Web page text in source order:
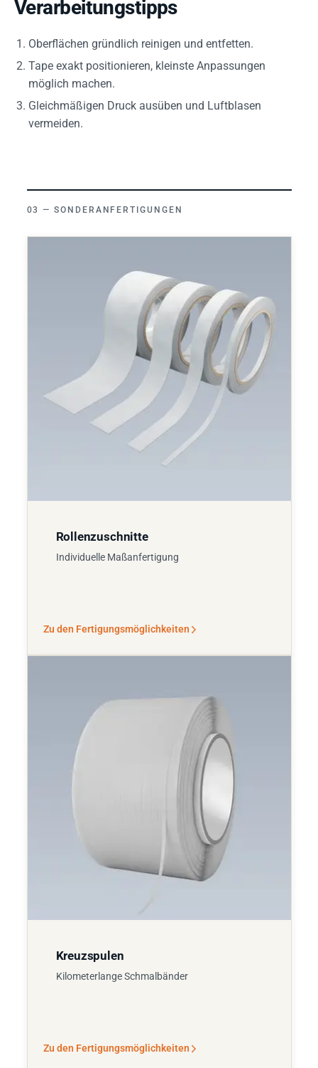
Verarbeitungstipps
Oberflächen gründlich reinigen und entfetten.
Tape exakt positionieren, kleinste Anpassungen
möglich machen.
Gleichmäßigen Druck ausüben und Luftblasen
vermeiden.
SONDERANFERTIGUNGEN
Rollenzuschnitte
Individuelle Maßanfertigung
Zu den Fertigungsmöglichkeiten
Kreuzspulen
Kilometerlange Schmalbänder
Zu den Fertigungsmöglichkeiten